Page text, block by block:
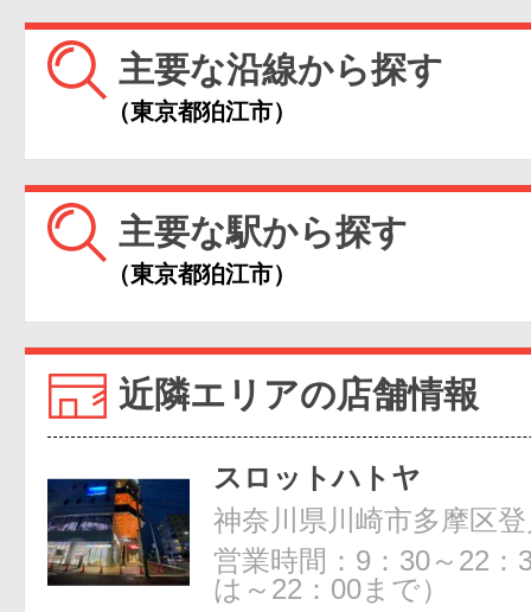
主要な沿線から探す
（東京都狛江市）
主要な駅から探す
（東京都狛江市）
近隣エリアの店舗情報
スロットハトヤ
営業時間：9：30～22：
は～22：00まで）